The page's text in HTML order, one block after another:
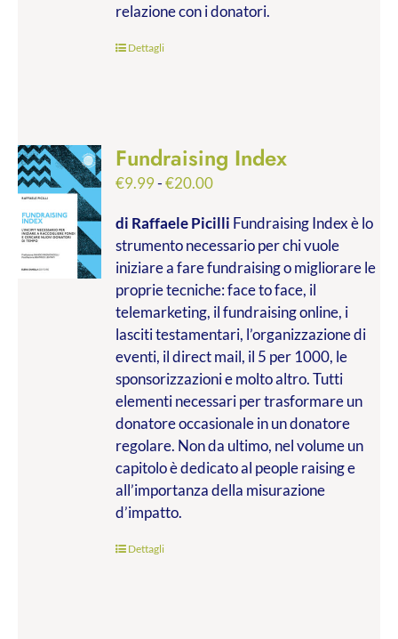
relazione con i donatori.
Dettagli
Fundraising Index
€9.99-€20.00Fascia
prezzo:
da
€9.99
a
€20.00
di Raffaele Picilli Fundraising Index è lo
strumento necessario per chi vuole
iniziare a fare fundraising o migliorare le
proprie tecniche: face to face, il
telemarketing, il fundraising online, i
lasciti testamentari, l’organizzazione di
eventi, il direct mail, il 5 per 1000, le
sponsorizzazioni e molto altro. Tutti
elementi necessari per trasformare un
donatore occasionale in un donatore
regolare. Non da ultimo, nel volume un
capitolo è dedicato al people raising e
all’importanza della misurazione
d’impatto.
Dettagli